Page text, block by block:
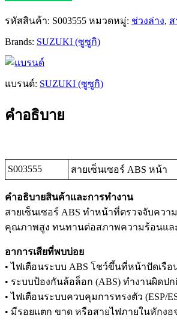
รหัสสินค้า: S003555 หมวดหมู่: ช่วงล่าง, ส
Brands: SUZUKI (ซูซูกิ)
แบรนด์: SUZUKI (ซูซูกิ)
คำอธิบาย
S003555 สายเซ็นเซอร์ ABS หน้า
คำอธิบายสินค้าและการทำงาน
สายเซ็นเซอร์ ABS ทำหน้าที่ตรวจจับค
คุณภาพสูง ทนทานต่อสภาพความร้อนแล
อาการเสียที่พบบ่อย
• ไฟเตือนระบบ ABS โชว์ขึ้นที่หน้าปัดเรือ
• ระบบป้องกันล้อล็อก (ABS) ทำงานผิดป
• ไฟเตือนระบบควบคุมการทรงตัว (ESP/
• มีรอยแตก ขาด หรือสายไฟภายในหักง